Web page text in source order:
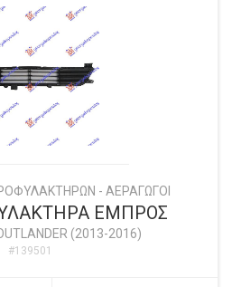
- ΑΕΡΑΓΩΓΟΙ
ΕΜΠΡΟΣ
(2013-2016)
#139501